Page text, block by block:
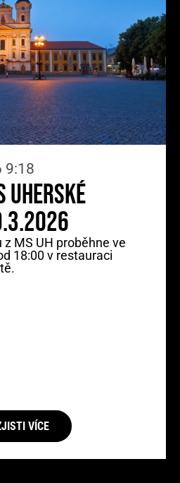
9:18
Uherské
MS UH proběhne ve
18:00 v restauraci
VÍCE